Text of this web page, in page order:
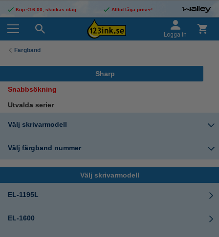
Köp <16:00, skickas idag Alltid låga priser!
Logga in
Färgband
Sharp
Snabbsökning
Utvalda serier
Välj skrivarmodell
Välj färgband nummer
Välj skrivarmodell
EL-1195L
EL-1600